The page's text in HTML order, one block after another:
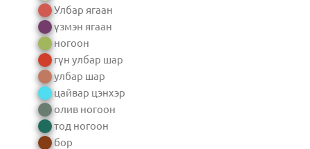
Улбар ягаан
үзмэн ягаан
ногоон
гүн улбар шар
улбар шар
цайвар цэнхэр
олив ногоон
тод ногоон
бор